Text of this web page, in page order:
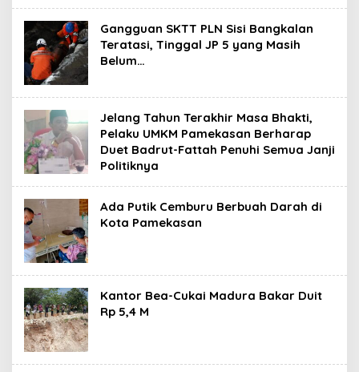
Gangguan SKTT PLN Sisi Bangkalan
Teratasi, Tinggal JP 5 yang Masih
Belum…
Jelang Tahun Terakhir Masa Bhakti,
Pelaku UMKM Pamekasan Berharap
Duet Badrut-Fattah Penuhi Semua Janji
Politiknya
Ada Putik Cemburu Berbuah Darah di
Kota Pamekasan
Kantor Bea-Cukai Madura Bakar Duit
Rp 5,4 M